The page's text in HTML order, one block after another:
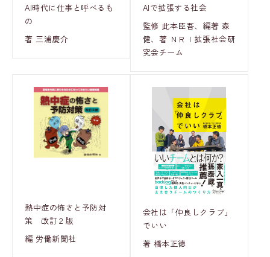
AI時代に仕事と呼べるも
の
著 三浦慶介
AIで拡張する社会
監修 此本臣吾、編著 森
健、著 ＮＲＩ拡張社会研
究会チーム
熱中症の怖さと予防対
策 改訂２版
編 労働新聞社
会社は「仲良しクラブ」
でいい
著 橋本正徳